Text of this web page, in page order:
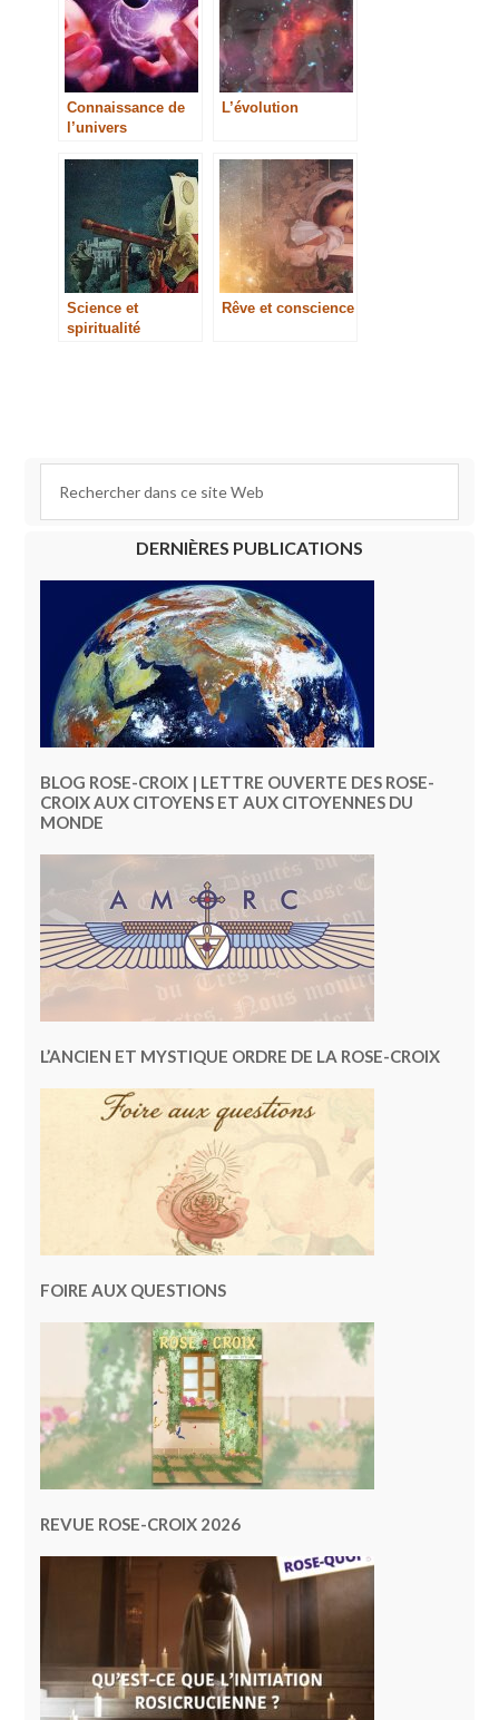
Connaissance de
l’univers
L’évolution
Science et
spiritualité
Rêve et conscience
DERNIÈRES PUBLICATIONS
BLOG ROSE-CROIX | LETTRE OUVERTE DES ROSE-
CROIX AUX CITOYENS ET AUX CITOYENNES DU
MONDE
L’ANCIEN ET MYSTIQUE ORDRE DE LA ROSE-CROIX
FOIRE AUX QUESTIONS
REVUE ROSE-CROIX 2026